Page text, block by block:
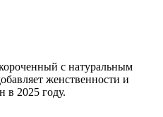
с натуральным
женственности и
в 2025 году.